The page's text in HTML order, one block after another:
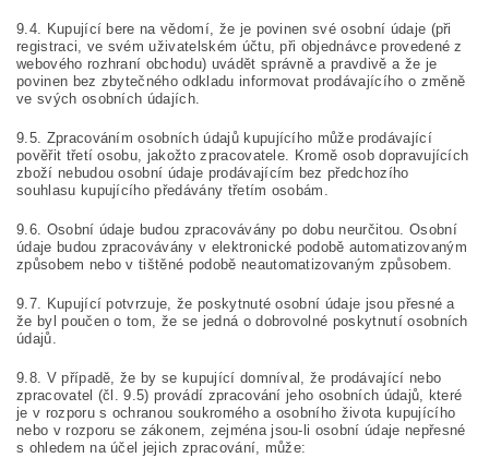
9.4. Kupující bere na vědomí, že je povinen své osobní údaje (při
registraci, ve svém uživatelském účtu, při objednávce provedené z
webového rozhraní obchodu) uvádět správně a pravdivě a že je
povinen bez zbytečného odkladu informovat prodávajícího o změně
ve svých osobních údajích.
9.5. Zpracováním osobních údajů kupujícího může prodávající
pověřit třetí osobu, jakožto zpracovatele. Kromě osob dopravujících
zboží nebudou osobní údaje prodávajícím bez předchozího
souhlasu kupujícího předávány třetím osobám.
9.6. Osobní údaje budou zpracovávány po dobu neurčitou. Osobní
údaje budou zpracovávány v elektronické podobě automatizovaným
způsobem nebo v tištěné podobě neautomatizovaným způsobem.
9.7. Kupující potvrzuje, že poskytnuté osobní údaje jsou přesné a
že byl poučen o tom, že se jedná o dobrovolné poskytnutí osobních
údajů.
9.8. V případě, že by se kupující domníval, že prodávající nebo
zpracovatel (čl. 9.5) provádí zpracování jeho osobních údajů, které
je v rozporu s ochranou soukromého a osobního života kupujícího
nebo v rozporu se zákonem, zejména jsou-li osobní údaje nepřesné
s ohledem na účel jejich zpracování, může: